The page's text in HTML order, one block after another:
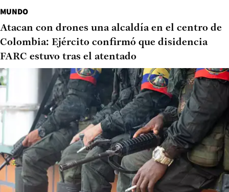
MUNDO
Atacan con drones una alcaldía en el centro de
Colombia: Ejército confirmó que disidencia
FARC estuvo tras el atentado